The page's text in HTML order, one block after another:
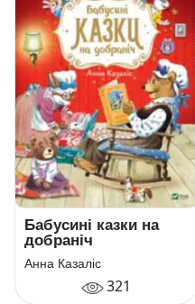
Бабусині казки на
добраніч
Анна Казаліс
321